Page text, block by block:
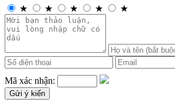
★ ★ ★ ★ ★
Mã xác nhận: